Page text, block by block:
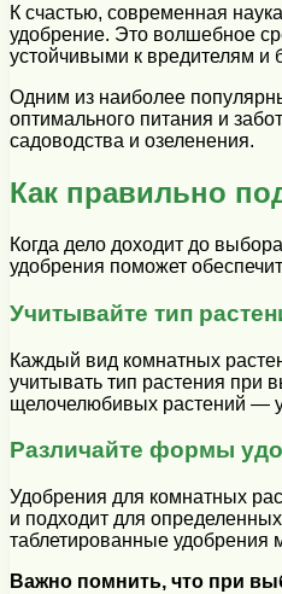
К счастью, современная
удобрение. Это волшебное
устойчивыми к вредителям и
Одним из наиболее
оптимального питания и
садоводства и озеленения.
Как правильно
Когда дело доходит до
удобрения поможет
Учитывайте тип
Каждый вид комнатных
учитывать тип растения при
щелочелюбивых растений —
Различайте формы
Удобрения для комнатных
и подходит для
таблетированные удобрения
Важно помнить, что при